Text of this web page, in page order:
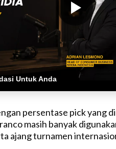
Untuk Anda
persentase pick yang
masih banyak
ajang turnamen